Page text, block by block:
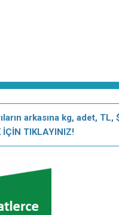
arkasına kg, adet,
İÇİN TIKLAYINIZ!